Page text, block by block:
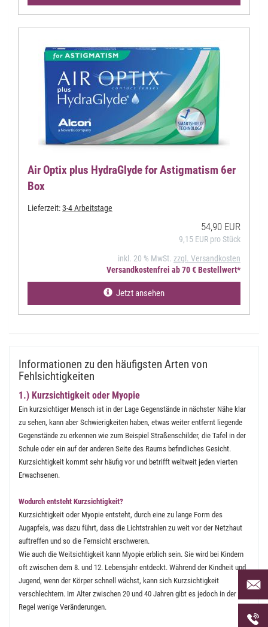
Air Optix plus HydraGlyde for Astigmatism 6er
Box
Lieferzeit:3-4 Arbeitstage
54,90 EUR
9,15 EUR pro Stück
inkl. 20 % MwSt. zzgl. Versandkosten
Versandkostenfrei ab 70 € Bestellwert*
Jetzt ansehen
Informationen zu den häufigsten Arten von
Fehlsichtigkeiten
1.) Kurzsichtigkeit oder Myopie
Ein kurzsichtiger Mensch ist in der Lage Gegenstände in nächster Nähe klar
zu sehen, kann aber Schwierigkeiten haben, etwas weiter entfernt liegende
Gegenstände zu erkennen wie zum Beispiel Straßenschilder, die Tafel in der
Schule oder ein auf der anderen Seite des Raums befindliches Gesicht.
Kurzsichtigkeit kommt sehr häufig vor und betrifft weltweit jeden vierten
Erwachsenen.
Wodurch entsteht Kurzsichtigkeit?
Kurzsichtigkeit oder Myopie entsteht, durch eine zu lange Form des
Augapfels, was dazu führt, dass die Lichtstrahlen zu weit vor der Netzhaut
auftreffen und so die Fernsicht erschweren.
Wie auch die Weitsichtigkeit kann Myopie erblich sein. Sie wird bei Kindern
oft zwischen dem 8. und 12. Lebensjahr entdeckt. Während der Kindheit und
Jugend, wenn der Körper schnell wächst, kann sich Kurzsichtigkeit
verschlechtern. Im Alter zwischen 20 und 40 Jahren gibt es jedoch in der
Regel wenige Veränderungen.
Per
uns